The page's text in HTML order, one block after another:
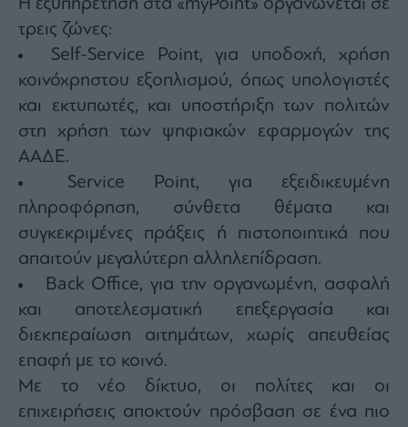
Η εξυπηρέτηση στα «myPoint» οργανώνεται σε
τρεις ζώνες:
Self-Service Point, για υποδοχή, χρήση
κοινόχρηστου εξοπλισμού, όπως υπολογιστές
και εκτυπωτές, και υποστήριξη των πολιτών
στη χρήση των ψηφιακών εφαρμογών της
ΑΑΔΕ.
Service Point, για εξειδικευμένη
πληροφόρηση, σύνθετα θέματα και
συγκεκριμένες πράξεις ή πιστοποιητικά που
απαιτούν μεγαλύτερη αλληλεπίδραση.
Back Office, για την οργανωμένη, ασφαλή
και αποτελεσματική επεξεργασία και
διεκπεραίωση αιτημάτων, χωρίς απευθείας
επαφή με το κοινό.
Με το νέο δίκτυο, οι πολίτες και οι
επιχειρήσεις αποκτούν πρόσβαση σε ένα πιο